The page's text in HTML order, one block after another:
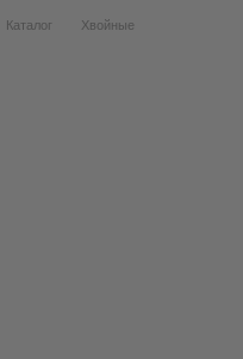
Каталог
Хвойные